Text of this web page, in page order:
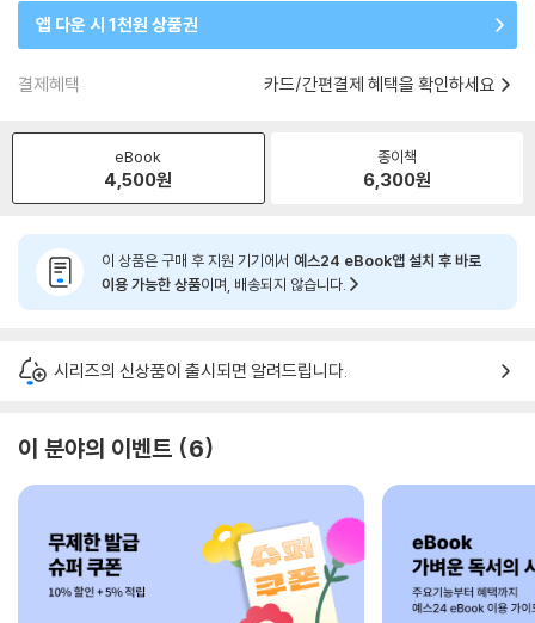
앱 다운 시 1천원 상품권
결제혜택 카드/간편결제 혜택을 확인하세요
eBook
4,500원
종이책
6,300원
이 상품은 구매 후 지원 기기에서 예스24 eBook앱 설치 후 바로
이용 가능한 상품이며, 배송되지 않습니다.
시리즈의 신상품이 출시되면 알려드립니다.
이 분야의 이벤트 6